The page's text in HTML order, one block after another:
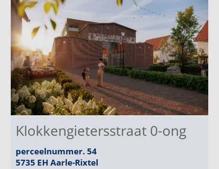
Klokkengietersstraat 0-ong
perceelnummer. 54
5735 EH Aarle-Rixtel